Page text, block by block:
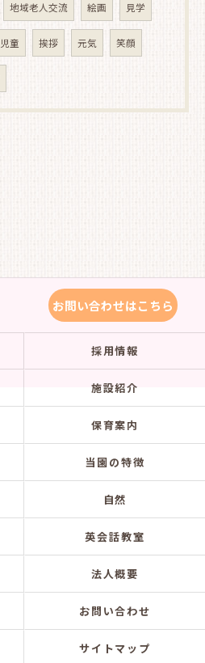
地域老人交流 絵画 見学
児童 挨拶 元気 笑顔
お問い合わせはこちら
採用情報
施設紹介
保育案内
当園の特徴
自然
英会話教室
法人概要
お問い合わせ
サイトマップ